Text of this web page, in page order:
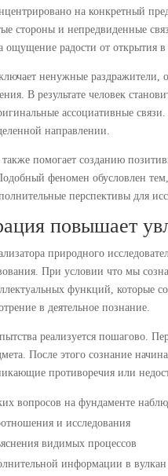
на конкретный
стороны и непредвиденные
ощущение радости от открытия
ненужные раздражители,
В результате человек
ассоциативные
направлении.
помогает созданию
феномен обусловлен
перспективы для
повышает
природного
При условии что мы
функций, которые
в деятельное познание.
реализуется пошагово.
После этого сознание
противоречия или
вопросов на фундаменте
и исследования
видимых процессов
информации в вулкан